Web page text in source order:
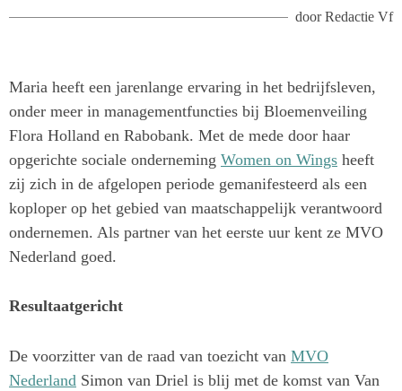
doorRedactie Vf
Maria heeft een jarenlange ervaring in het bedrijfsleven,
onder meer in managementfuncties bij Bloemenveiling
Flora Holland en Rabobank. Met de mede door haar
opgerichte sociale onderneming Women on Wings heeft
zij zich in de afgelopen periode gemanifesteerd als een
koploper op het gebied van maatschappelijk verantwoord
ondernemen. Als partner van het eerste uur kent ze MVO
Nederland goed.
Resultaatgericht
De voorzitter van de raad van toezicht van MVO
Nederland Simon van Driel is blij met de komst van Van